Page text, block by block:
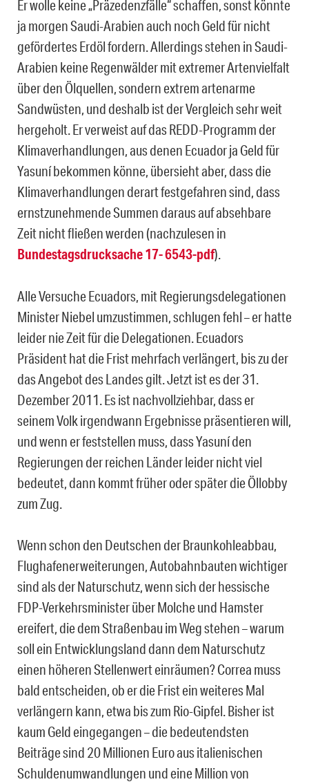
Er wolle keine „Präzedenzfälle“ schaffen, sonst könnte
ja morgen Saudi-Arabien auch noch Geld für nicht
gefördertes Erdöl fordern. Allerdings stehen in Saudi-
Arabien keine Regenwälder mit extremer Artenvielfalt
über den Ölquellen, sondern extrem artenarme
Sandwüsten, und deshalb ist der Vergleich sehr weit
hergeholt. Er verweist auf das REDD-Programm der
Klimaverhandlungen, aus denen Ecuador ja Geld für
Yasuní bekommen könne, übersieht aber, dass die
Klimaverhandlungen derart festgefahren sind, dass
ernstzunehmende Summen daraus auf absehbare
Zeit nicht fließen werden (nachzulesen in
Bundestagsdrucksache 17- 6543-pdf).
Alle Versuche Ecuadors, mit Regierungsdelegationen
Minister Niebel umzustimmen, schlugen fehl – er hatte
leider nie Zeit für die Delegationen. Ecuadors
Präsident hat die Frist mehrfach verlängert, bis zu der
das Angebot des Landes gilt. Jetzt ist es der 31.
Dezember 2011. Es ist nachvollziehbar, dass er
seinem Volk irgendwann Ergebnisse präsentieren will,
und wenn er feststellen muss, dass Yasuní den
Regierungen der reichen Länder leider nicht viel
bedeutet, dann kommt früher oder später die Öllobby
zum Zug.
Wenn schon den Deutschen der Braunkohleabbau,
Flughafenerweiterungen, Autobahnbauten wichtiger
sind als der Naturschutz, wenn sich der hessische
FDP-Verkehrsminister über Molche und Hamster
ereifert, die dem Straßenbau im Weg stehen – warum
soll ein Entwicklungsland dann dem Naturschutz
einen höheren Stellenwert einräumen? Correa muss
bald entscheiden, ob er die Frist ein weiteres Mal
verlängern kann, etwa bis zum Rio-Gipfel. Bisher ist
kaum Geld eingegangen – die bedeutendsten
Beiträge sind 20 Millionen Euro aus italienischen
Schuldenumwandlungen und eine Million von